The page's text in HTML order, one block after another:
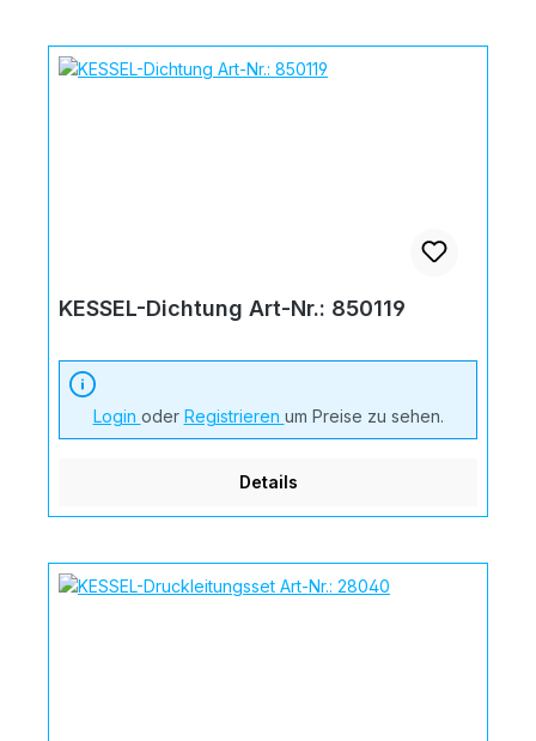
KESSEL-Dichtung Art-Nr.: 850119
Login oder Registrieren um Preise zu sehen.
Details